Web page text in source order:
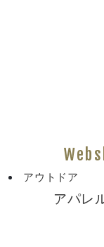
アウトドア
アパレ